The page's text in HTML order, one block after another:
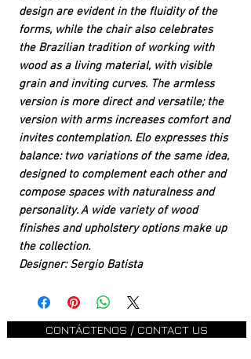
design are evident in the fluidity of the
forms, while the chair also celebrates
the Brazilian tradition of working with
wood as a living material, with visible
grain and inviting curves. The armless
version is more direct and versatile; the
version with arms increases comfort and
invites contemplation. Elo expresses this
balance: two variations of the same idea,
designed to complement each other and
compose spaces with naturalness and
personality. A wide variety of wood
finishes and upholstery options make up
the collection.
Designer: Sergio Batista
CONTÁCTENOS / CONTACT US